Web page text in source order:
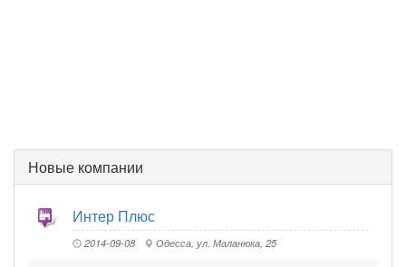
Новые компании
Интер Плюс
2014-09-08 Одесса, ул. Маланюка, 25